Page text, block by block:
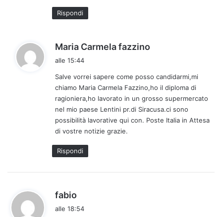
Rispondi
Maria Carmela fazzino
e
t
t
o
:
alle 15:44
Salve vorrei sapere come posso candidarmi,mi
chiamo Maria Carmela Fazzino,ho il diploma di
ragioniera,ho lavorato in un grosso supermercato
nel mio paese Lentini pr.di Siracusa.ci sono
possibilità lavorative qui con. Poste Italia in Attesa
di vostre notizie grazie.
Rispondi
fabio
alle 18:54